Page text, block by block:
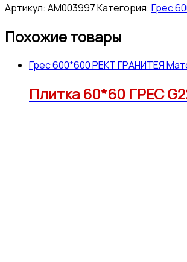
Артикул: АМ003997Категория: Грес
Похожие товары
Грес 600*600 РЕКТ ГРАНИТЕЯ
Плитка 60*60 ГРЕС